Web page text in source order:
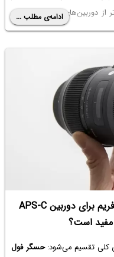
از دوربین‌های حرفه‌ای استفاده
ادامه‌ی مطلب ...
آیا خرید لنز مخصوص دوربین فول فریم برای دوربین APS-C
است؟
کلی تقسیم می‌شود:حسگر فول